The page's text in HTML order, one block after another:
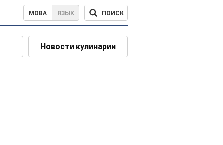
МОВА ЯЗЫК ПОИСК
Новости кулинарии